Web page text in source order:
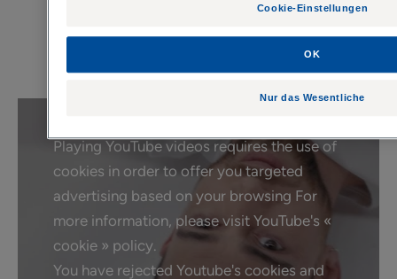
Anwendung
Playing YouTube videos requires the use of
cookies in order to offer you targeted
advertising based on your browsing For
more information, please visit YouTube's «
cookie » policy.
You have rejected Youtube's cookies and
Cookie-Einstellungen
Nur das Wesentliche
OK